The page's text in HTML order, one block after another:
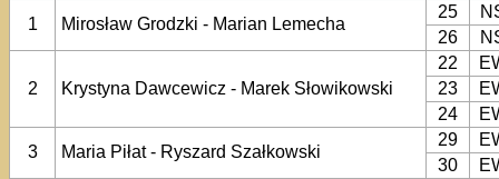
1
Mirosław Grodzki - Marian Lemecha
25
26
2 Krystyna Dawcewicz - Marek Słowikowski
22
23
24
3
Maria Piłat - Ryszard Szałkowski
29
30